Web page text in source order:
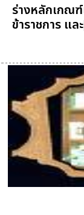
ร่างหลักเกณฑ์
ข้าราชการ แ